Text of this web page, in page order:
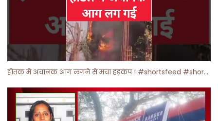
होतक में अचानक आग लगने से मचा हड़कंप ! #shortsfeed #shorts #viralshorts